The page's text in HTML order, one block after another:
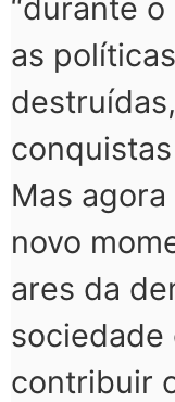
“durante
as
Mas
novo
ares da
sociedade
contribuir